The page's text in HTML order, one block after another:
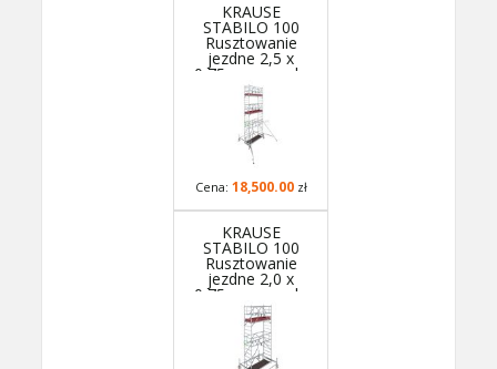
KRAUSE
STABILO 100
Rusztowanie
jezdne 2,5 x
0,75m, wys.rob.
7,5m 774040P -
GUARDMATIC
Nowa norma PN
EN 1004-1
Cena: 18,500.00zł
KRAUSE
STABILO 100
Rusztowanie
jezdne 2,0 x
0,75m, wys.rob.
5,5m 773029P -
GUARDMATIC
Nowa norma PN
EN 1004-1